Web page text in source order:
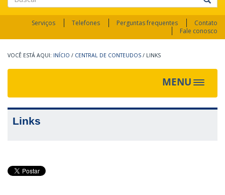
Buscar
Serviços Telefones Perguntas frequentes
Contato
Fale conosco
INÍCIO / CENTRAL DE CONTEUDOS / LINKS
MENU
Toggle
Links